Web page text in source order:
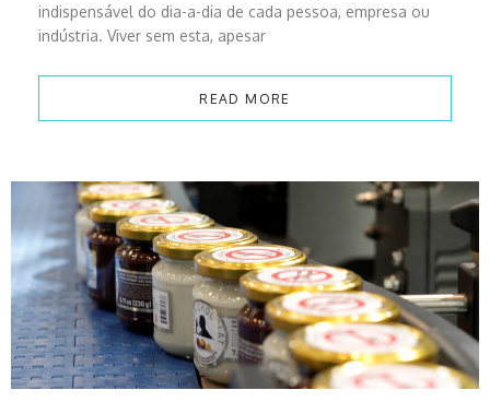
indispensável do dia-a-dia de cada pessoa, empresa ou
indústria. Viver sem esta, apesar
READ MORE